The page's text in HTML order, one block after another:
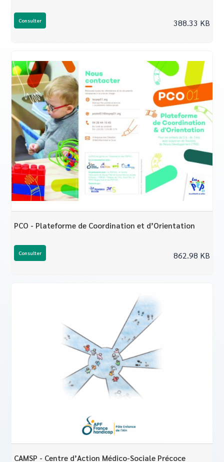
Consulter 388.33 KB
PCO - Plateforme de Coordination et d’Orientation
Consulter 862.98 KB
CAMSP - Centre d’Action Médico-Sociale Précoce